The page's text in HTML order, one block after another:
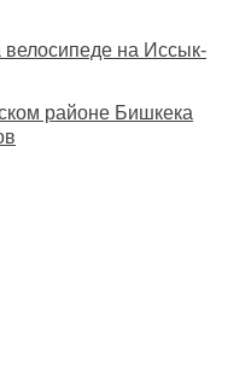
на Иссык-
районе Бишкека